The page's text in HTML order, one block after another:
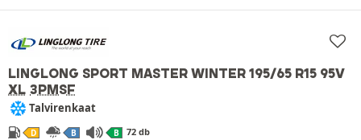
LINGLONG SPORT MASTER WINTER 195/65 R15 95V
XL 3PMSF
Talvirenkaat
D B B 72 db